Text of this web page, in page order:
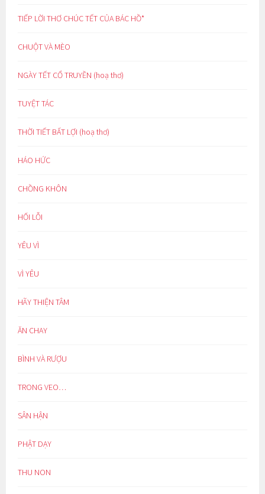
TIẾP LỜI THƠ CHÚC TẾT CỦA BÁC HỒ*
CHUỘT VÀ MÈO
NGÀY TẾT CỔ TRUYỀN (hoạ thơ)
TUYỆT TÁC
THỜI TIẾT BẤT LỢI (hoạ thơ)
HÁO HỨC
CHỒNG KHÔN
HỐI LỖI
YÊU VÌ
VÌ YÊU
HÃY THIỆN TÂM
ĂN CHAY
BÌNH VÀ RƯỢU
TRONG VEO…
SÂN HẬN
PHẬT DẠY
THU NON